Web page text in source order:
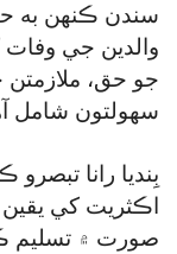
سندن ڪنهن به
والدين جي وفات
جو حق،
سهولتون شامل
بِنديا رانا
اڪثريت کي
صورت ۾ تسليم